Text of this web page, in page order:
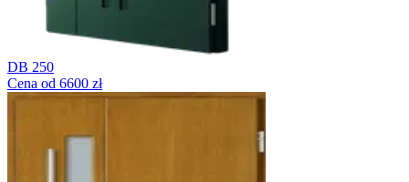
DB 250
Cena od 6600 zł